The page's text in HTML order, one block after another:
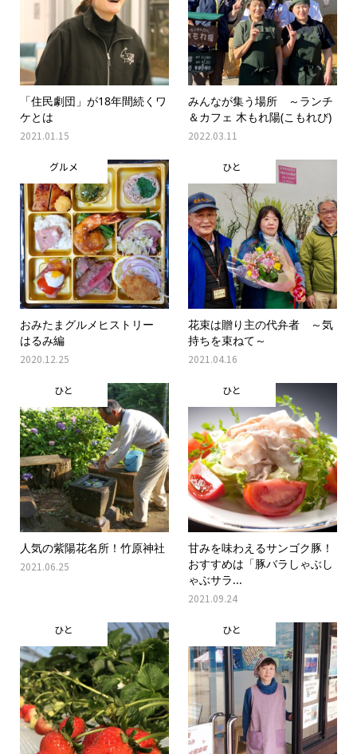
「住民劇団」が18年間続くワ
ケとは
2021.01.15
みんなが集う場所 ～ランチ
＆カフェ 木もれ陽(こもれび)
2022.03.11
グルメ
おみたまグルメヒストリー
はるみ編
2020.12.25
ひと
花束は贈り主の代弁者 ～気
持ちを束ねて～
2021.04.16
ひと
人気の紫陽花名所！竹原神社
2021.06.25
ひと
甘みを味わえるサンゴク豚！
おすすめは「豚バラしゃぶし
ゃぶサラ...
2021.09.24
ひと ひと